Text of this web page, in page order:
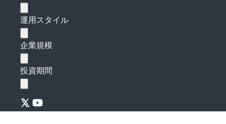
運用スタイル
企業規模
投資期間